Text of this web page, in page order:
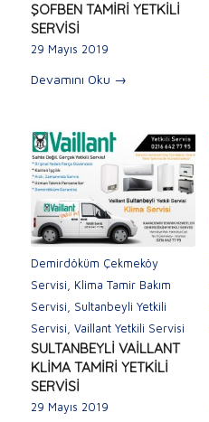
ŞOFBEN TAMİRİ YETKİLİ
SERVİSİ
29 Mayıs 2019
Devamını Oku →
Demirdöküm Çekmeköy
Servisi
Klima Tamir Bakım
Servisi
Sultanbeyli Yetkili
Servisi Vaillant Yetkili Servisi
SULTANBEYLİ VAİLLANT
KLİMA TAMİRİ YETKİLİ
SERVİSİ
29 Mayıs 2019